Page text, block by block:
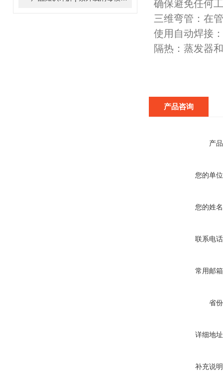
确保避免任何
三维弯管：在
使用自动焊接
隔热：蒸发器
产品咨询
产
您的单
您的姓
联系电
常用邮
省
详细地
补充说